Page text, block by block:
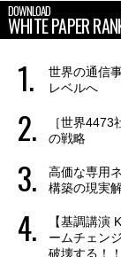
DOWNLOAD
WHITE PAPER
世界の通信
レベルへ
［世界
の戦略
高価な専用
構築の現実
【基調講演
ームチェン
破壊する！